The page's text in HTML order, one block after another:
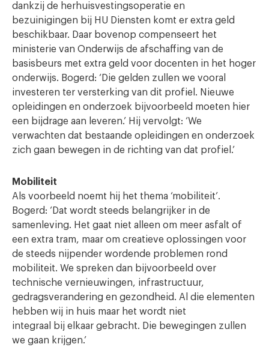
dankzij de herhuisvestingsoperatie en
bezuinigingen bij HU Diensten komt er extra geld
beschikbaar. Daar bovenop compenseert het
ministerie van Onderwijs de afschaffing van de
basisbeurs met extra geld voor docenten in het hoger
onderwijs. Bogerd: ‘Die gelden zullen we vooral
investeren ter versterking van dit profiel. Nieuwe
opleidingen en onderzoek bijvoorbeeld moeten hier
een bijdrage aan leveren.’ Hij vervolgt: ‘We
verwachten dat bestaande opleidingen en onderzoek
zich gaan bewegen in de richting van dat profiel.’
Mobiliteit
Als voorbeeld noemt hij het thema ‘mobiliteit’.
Bogerd: ‘Dat wordt steeds belangrijker in de
samenleving. Het gaat niet alleen om meer asfalt of
een extra tram, maar om creatieve oplossingen voor
de steeds nijpender wordende problemen rond
mobiliteit. We spreken dan bijvoorbeeld over
technische vernieuwingen, infrastructuur,
gedragsverandering en gezondheid. Al die elementen
hebben wij in huis maar het wordt niet
integraal bij elkaar gebracht. Die bewegingen zullen
we gaan krijgen.’